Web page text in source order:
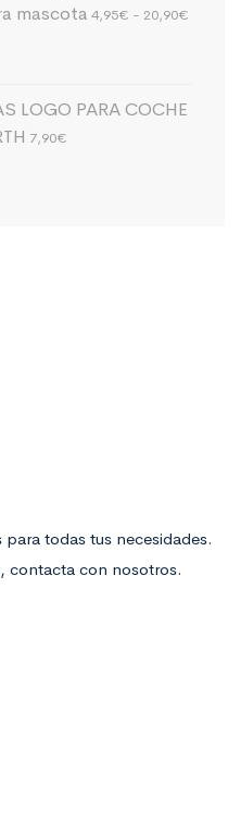
mascota 4,95€ - 20,90€
LOGO PARA COCHE
7,90€
todas tus necesidades.
contacta con nosotros.